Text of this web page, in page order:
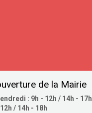
de la Mairie
: 9h - 12h / 14h - 17h
/ 14h - 18h